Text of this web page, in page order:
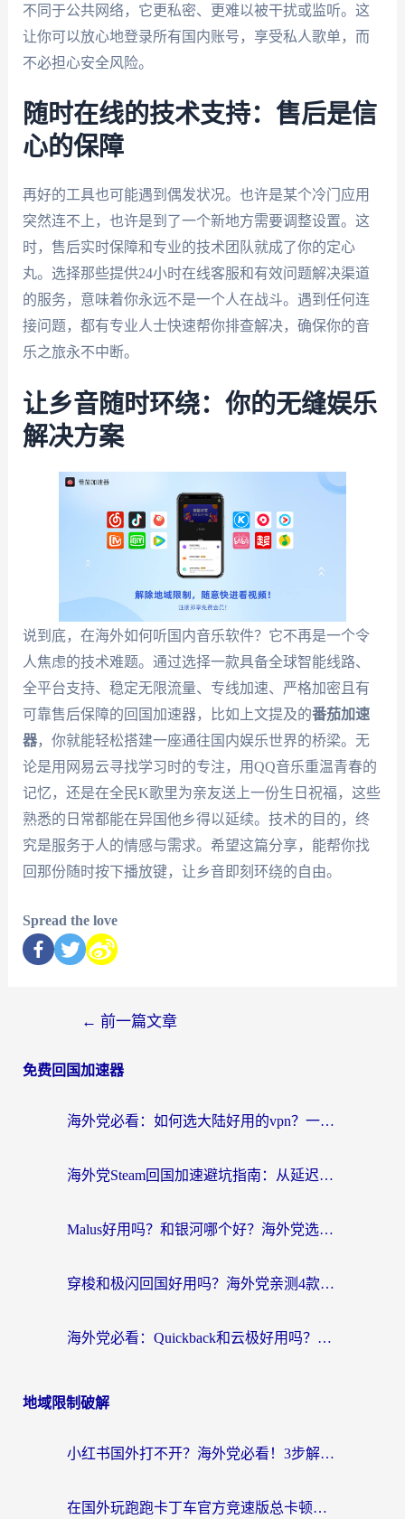
不同于公共网络，它更私密、更难以被干扰或监听。这
让你可以放心地登录所有国内账号，享受私人歌单，而
不必担心安全风险。
随时在线的技术支持：售后是信
心的保障
再好的工具也可能遇到偶发状况。也许是某个冷门应用
突然连不上，也许是到了一个新地方需要调整设置。这
时，售后实时保障和专业的技术团队就成了你的定心
丸。选择那些提供24小时在线客服和有效问题解决渠道
的服务，意味着你永远不是一个人在战斗。遇到任何连
接问题，都有专业人士快速帮你排查解决，确保你的音
乐之旅永不中断。
让乡音随时环绕：你的无缝娱乐
解决方案
说到底，在海外如何听国内音乐软件？它不再是一个令
人焦虑的技术难题。通过选择一款具备全球智能线路、
全平台支持、稳定无限流量、专线加速、严格加密且有
可靠售后保障的回国加速器，比如上文提及的番茄加速
器，你就能轻松搭建一座通往国内娱乐世界的桥梁。无
论是用网易云寻找学习时的专注，用QQ音乐重温青春的
记忆，还是在全民K歌里为亲友送上一份生日祝福，这些
熟悉的日常都能在异国他乡得以延续。技术的目的，终
究是服务于人的情感与需求。希望这篇分享，能帮你找
回那份随时按下播放键，让乡音即刻环绕的自由。
Spread the love
← 前一篇文章
免费回国加速器
海外党必看：如何选大陆好用的vpn？一篇解决你的回国访问难题
海外党Steam回国加速避坑指南：从延迟卡顿到无缝畅玩，我踩过的坑和最优解
Malus好用吗？和银河哪个好？海外党选回国加速器的避坑指南（附乌克兰玩国内游戏实测）
穿梭和极闪回国好用吗？海外党亲测4款加速器+1个隐藏宝藏
海外党必看：Quickback和云极好用吗？3招教你选对回国加速器（附PC端VPN实测对比）
地域限制破解
小红书国外打不开？海外党必看！3步解决国内影音、生活服务全畅通
在国外玩跑跑卡丁车官方竞速版总卡顿？这篇攻略帮你解决地区限制+低延迟难题